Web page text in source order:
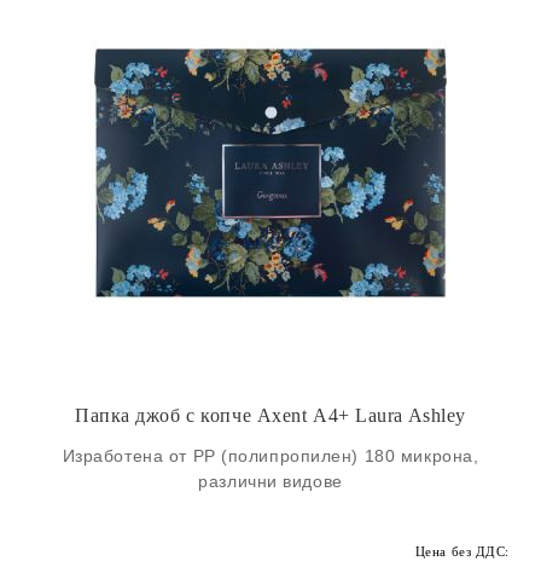
Папка джоб с копче Axent А4+ Laura Ashley
Изработена от PP (полипропилен) 180 микрона,
различни видове
Цена без ДДС: